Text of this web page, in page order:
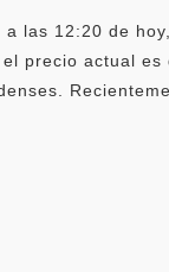
las 12:20 de
precio actual es